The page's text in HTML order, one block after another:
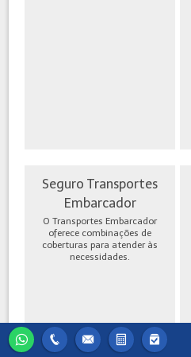
Seguro Transportes
Embarcador
O Transportes Embarcador
oferece combinações de
coberturas para atender às
necessidades.